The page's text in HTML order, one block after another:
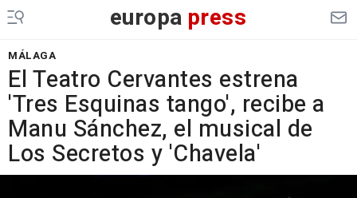
europa press
MÁLAGA
El Teatro Cervantes estrena
'Tres Esquinas tango', recibe a
Manu Sánchez, el musical de
Los Secretos y 'Chavela'